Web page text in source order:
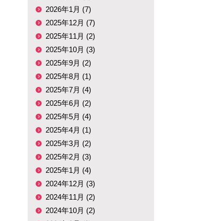
2026年1月 (7)
2025年12月 (7)
2025年11月 (2)
2025年10月 (3)
2025年9月 (2)
2025年8月 (1)
2025年7月 (4)
2025年6月 (2)
2025年5月 (4)
2025年4月 (1)
2025年3月 (2)
2025年2月 (3)
2025年1月 (4)
2024年12月 (3)
2024年11月 (2)
2024年10月 (2)